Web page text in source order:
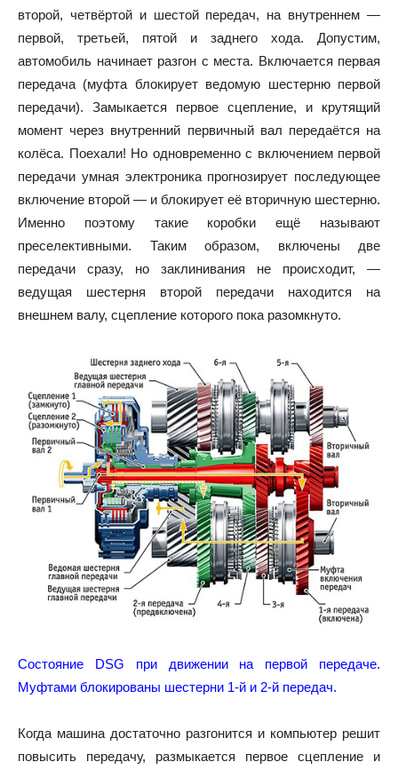
второй, четвёртой и шестой передач, на внутреннем —
первой, третьей, пятой и заднего хода. Допустим,
автомобиль начинает разгон с места. Включается первая
передача (муфта блокирует ведомую шестерню первой
передачи). Замыкается первое сцепление, и крутящий
момент через внутренний первичный вал передаётся на
колёса. Поехали! Но одновременно с включением первой
передачи умная электроника прогнозирует последующее
включение второй — и блокирует её вторичную шестерню.
Именно поэтому такие коробки ещё называют
преселективными. Таким образом, включены две
передачи сразу, но заклинивания не происходит, —
ведущая шестерня второй передачи находится на
внешнем валу, сцепление которого пока разомкнуто.
Состояние DSG при движении на первой передаче.
Муфтами блокированы шестерни 1-й и 2-й передач.
Когда машина достаточно разгонится и компьютер решит
повысить передачу, размыкается первое сцепление и